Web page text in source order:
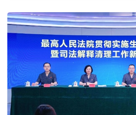
31省份上半年外贸成绩单出炉
比一张A4纸还要薄！我国高端
让药品更好触达患者 多款新药选
7月份中国仓储指数保持扩张 行